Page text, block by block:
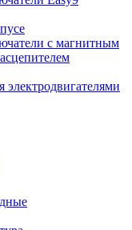
с магнитным
электродвигателями